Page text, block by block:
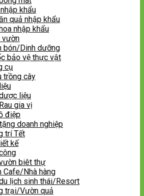
khẩu
quả nhập khẩu
nhập khẩu
vườn
bón/Dinh dưỡng
bảo vệ thực vật
cụ
trồng cây
liệu
gia vị
điệp
doanh nghiệp
trí Tết
kế
biêt thự
Cafe/Nhà hàng
lịch sinh thái/Resort
trại/Vườn quả